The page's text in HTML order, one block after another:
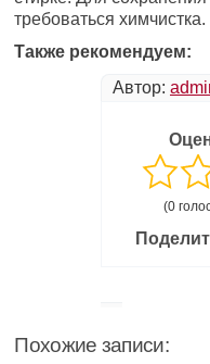
требоваться химчистка.
Также рекомендуем:
Автор:
(0
Похожие записи: